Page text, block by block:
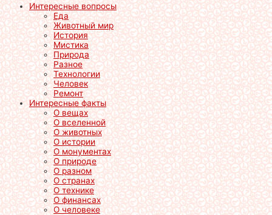
Интересные вопросы
Еда
Животный мир
История
Мистика
Природа
Разное
Технологии
Человек
Ремонт
Интересные факты
О вещах
О вселенной
О животных
О истории
О монументах
О природе
О разном
О странах
О технике
О финансах
О человеке